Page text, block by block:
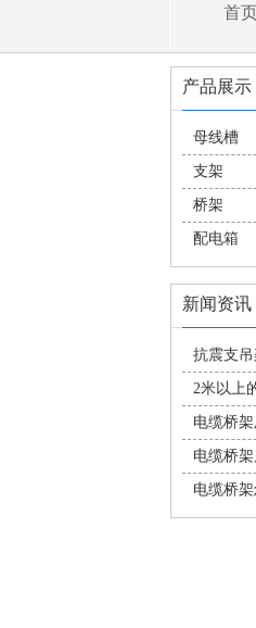
首
产品展示
母线槽
支架
桥架
配电箱
新闻资讯
抗震支
电缆桥